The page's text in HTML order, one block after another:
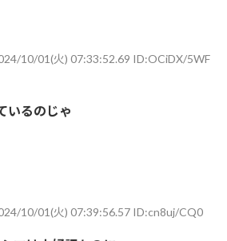
10/01(火) 07:33:52.69 ID:OCiDX/5WF
いるのじゃ
10/01(火) 07:39:56.57 ID:cn8uj/CQ0